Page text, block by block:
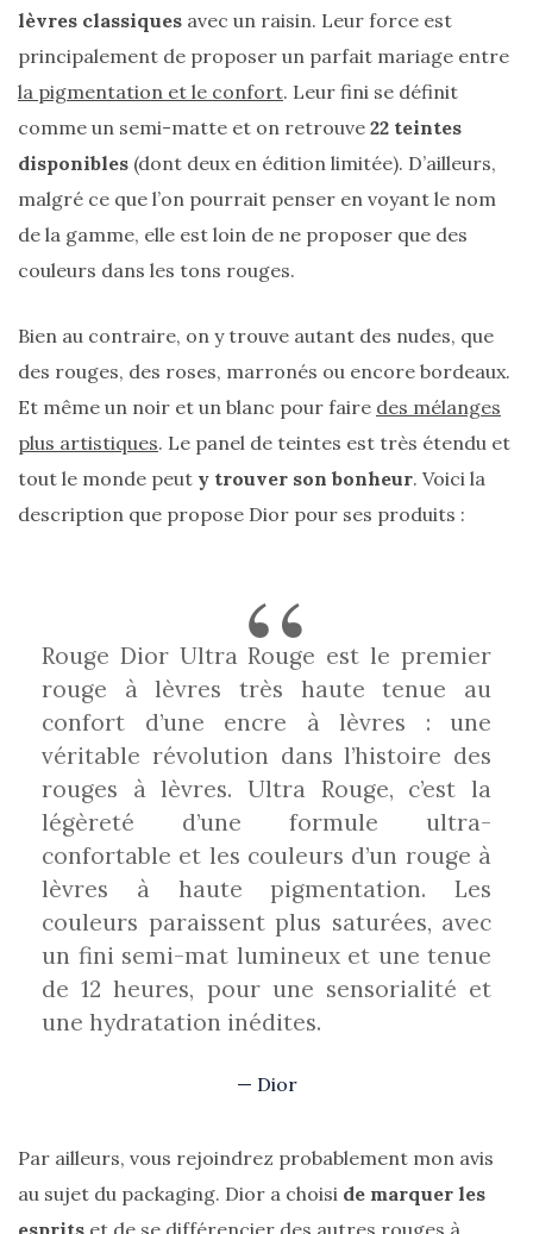
Les
tendances
printemps
été
2026
:
ma
sélection
pratique
quotidien
09/05/2026
Zoom
sur
sac
Batman
Small
RSVP
Paris
16/05/2026
lèvres classiques avec un raisin. Leur force est
principalement de proposer un parfait mariage entre
la pigmentation et le confort. Leur fini se définit
comme un semi-matte et on retrouve 22 teintes
disponibles (dont deux en édition limitée). D’ailleurs,
malgré ce que l’on pourrait penser en voyant le nom
de la gamme, elle est loin de ne proposer que des
couleurs dans les tons rouges.
Bien au contraire, on y trouve autant des nudes, que
des rouges, des roses, marronés ou encore bordeaux.
Et même un noir et un blanc pour faire des mélanges
plus artistiques. Le panel de teintes est très étendu et
tout le monde peut y trouver son bonheur. Voici la
description que propose Dior pour ses produits :
Rouge Dior Ultra Rouge est le premier
rouge à lèvres très haute tenue au
confort d’une encre à lèvres : une
véritable révolution dans l’histoire des
rouges à lèvres. Ultra Rouge, c’est la
légèreté d’une formule ultra-
confortable et les couleurs d’un rouge à
lèvres à haute pigmentation. Les
couleurs paraissent plus saturées, avec
un fini semi-mat lumineux et une tenue
de 12 heures, pour une sensorialité et
une hydratation inédites.
Dior
Par ailleurs, vous rejoindrez probablement mon avis
au sujet du packaging. Dior a choisi de marquer les
esprits et de se différencier des autres rouges à